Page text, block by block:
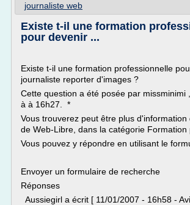
journaliste web
Existe t-il une formation
pour devenir ...
Existe t-il une formation professionnelle
journaliste reporter d'images ?
Cette question a été posée par missminimi
à à 16h27. *
Vous trouverez peut être plus
de Web-Libre, dans la catégorie Formation
Vous pouvez y répondre en utilisant le
Envoyer un formulaire de recherche
Réponses
Aussiegirl a écrit [ 11/01/2007 - 16h58 -